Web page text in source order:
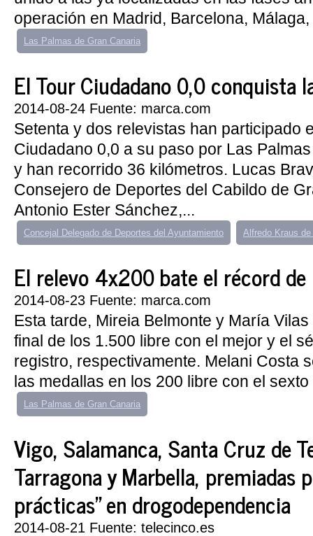
operación en Madrid, Barcelona,
Las Palmas de Gran Canaria
El Tour Ciudadano 0,0 conquista
2014-08-24 Fuente: marca.com
Setenta y dos relevistas han participado
Ciudadano 0,0 a su paso por Las
y han recorrido 36 kilómetros. Lucas
Consejero de Deportes del Cabildo de
Antonio Ester Sánchez,...
Concejal Delegado de Deportes del Ayuntamiento Alfredo Kraus
El relevo 4x200 bate el récord de
2014-08-23 Fuente: marca.com
Esta tarde, Mireia Belmonte y María
final de los 1.500 libre con el mejor y el
registro, respectivamente. Melani Costa
las medallas en los 200 libre con el
Las Palmas de Gran Canaria
Vigo, Salamanca, Santa Cruz de
Tarragona y Marbella, premiadas
prácticas" en drogodependencia
2014-08-21 Fuente: telecinco.es